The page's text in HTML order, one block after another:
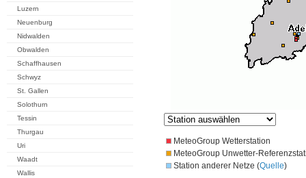
Luzern
Neuenburg
Nidwalden
Obwalden
Schaffhausen
Schwyz
St. Gallen
Solothurn
Tessin
Thurgau
Uri
Waadt
Wallis
MeteoGroup Wetterstation
MeteoGroup Unwetter-
Station anderer Netze (Quelle)